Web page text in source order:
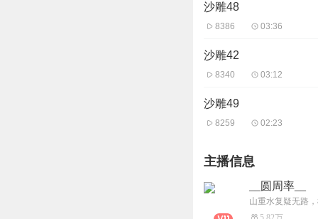
沙雕48
8386 03:36
沙雕42
8340 03:12
沙雕49
8259 02:23
主播信息
__圆周率__
山重水复疑无路